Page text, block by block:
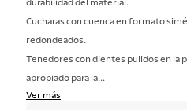
durabilidad del material.
Cucharas con cuenca en formato
redondeados.
Tenedores con dientes pulidos en la
apropiado para la...
Ver más